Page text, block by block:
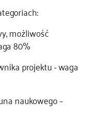
możliwość
80%
projektu - waga
naukowego –